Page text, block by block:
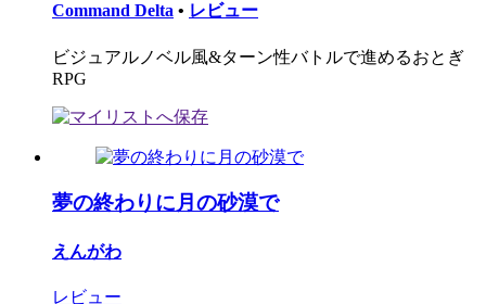
Command Delta • レビュー
ビジュアルノベル風&ターン性バトルで進めるおとぎ
RPG
夢の終わりに月の砂漠で
えんがわ
レビュー